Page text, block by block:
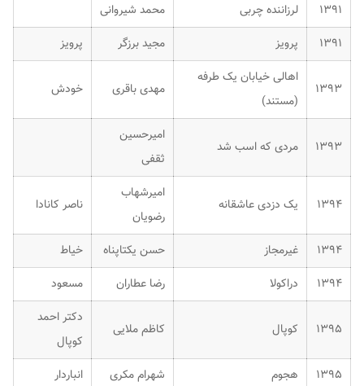
۱۳۹۱ لرزاننده چربی
محمد شیروانی
۱۳۹۱
پرویز مجید برزگر پرویز
۱۳۹۳
اهالی خیابان یک طرفه
(مستند)
مهدی باقری خودش
۱۳۹۳ مردی که اسب شد
امیرحسین
ثقفی
۱۳۹۴ یک دزدی عاشقانه
امیرشهاب
رضویان
ناصر کانادا
۱۳۹۴ غیرمجاز حسن یکتاپناه
خیاط
۱۳۹۴
دراکولا رضا عطاران مسعود
۱۳۹۵ کوپال کاظم ملایی
دکتر احمد
کوپال
۱۳۹۵
هجوم شهرام مکری انباردار